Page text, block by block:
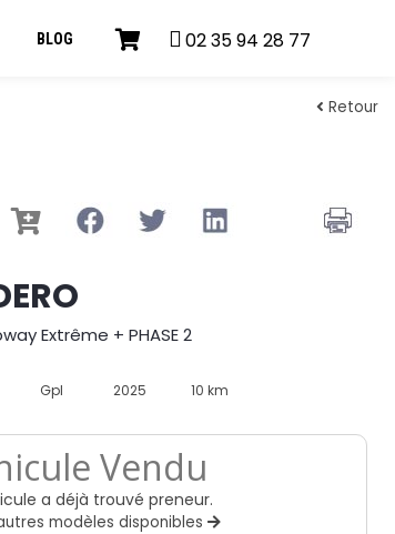
BLOG 02 35 94 28 77
Retour
Extrême + PHASE 2
Gpl 2025 10 km
Vendu
a déjà trouvé preneur.
modèles disponibles